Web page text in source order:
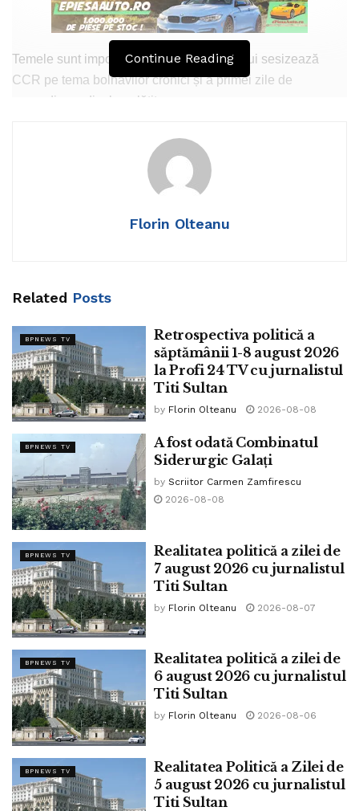
Temele sunt importante. Avocatul Poporului sesizează
CCR pe tema bolnavilor cronici și a primei zile de
concediu medical neplătite.
în viață conform informațiilor Guvernului, să nu mai
plătească asigurări de sănătate.
ce locuitorii din Miercurea Ciuc au petiționat Guvernul
Credit foto: Facebook Titi Sultan
Comisia Juridică a Camerei Reprezentanților din SUA a
declarat că există indicii ale interferenței Comisiei
Europene în alegerile din România. Președintele Nicușor
Dan susține că aceste informații nu se pot substitui
deciziilor CCR care a decis, susține Președintele
României, în mod legitim întreruperea turului 2 al alegerilor
prezidențiale din 24 noiembrie 2024, în data de 6
Continue Reading
Florin Olteanu
Related Posts
BPNEWS TV
Retrospectiva politică a
săptămânii 1-8 august 2026
la Profi 24 TV cu jurnalistul
Titi Sultan
by Florin Olteanu 2026-08-08
BPNEWS TV
A fost odată Combinatul
Siderurgic Galați
by Scriitor Carmen Zamfirescu
2026-08-08
BPNEWS TV
Realitatea politică a zilei de
7 august 2026 cu jurnalistul
Titi Sultan
by Florin Olteanu 2026-08-07
BPNEWS TV
Realitatea politică a zilei de
6 august 2026 cu jurnalistul
Titi Sultan
by Florin Olteanu 2026-08-06
BPNEWS TV
Realitatea Politică a Zilei de
5 august 2026 cu jurnalistul
Titi Sultan